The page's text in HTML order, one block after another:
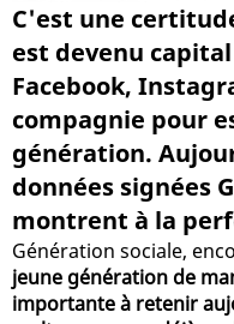
C'est une
est devenu
Facebook,
compagnie pour
génération.
données signées
montrent à la
Génération sociale,
jeune génération de
importante à retenir